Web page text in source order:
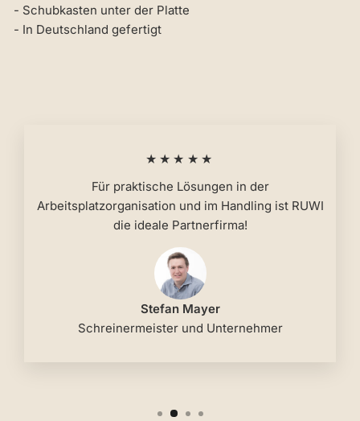
- Schubkasten unter der Platte
- In Deutschland gefertigt
★★★★★
Für praktische Lösungen in der
Arbeitsplatzorganisation und im Handling ist RUWI
die ideale Partnerfirma!
Stefan Mayer
Schreinermeister und Unternehmer